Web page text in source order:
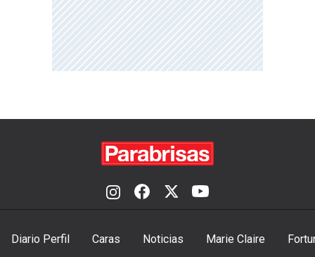
Diario Perfil Caras Noticias Marie Claire